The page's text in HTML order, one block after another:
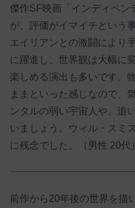
傑作SF映画「インディペン
が、評価がイマイチという
エイリアンとの激闘により
に躍進し、世界観は大幅に
楽しめる演出も多いです。
ままといった感じなので、
ンタルの弱い宇宙人や、追
いましょう。ウィル・スミ
に残念でした。（男性 20代）
前作から20年後の世界を描